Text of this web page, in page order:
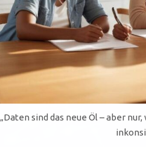
„Daten sind das neue Öl – aber